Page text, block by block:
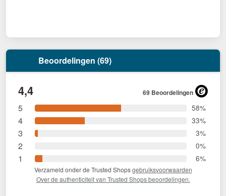
Beoordelingen (69)
4,4 69 Beoordelingen
5 58%
4 33%
3 3%
2 0%
1 6%
Verzameld onder de Trusted Shopsgebruiksvoorwaarden
Over de authenticiteit van Trusted Shops beoordelingen.